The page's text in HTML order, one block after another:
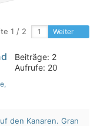
1 / 2 Weiter
,
Beiträge: 2
Aufrufe: 20
den Kanaren. Gran